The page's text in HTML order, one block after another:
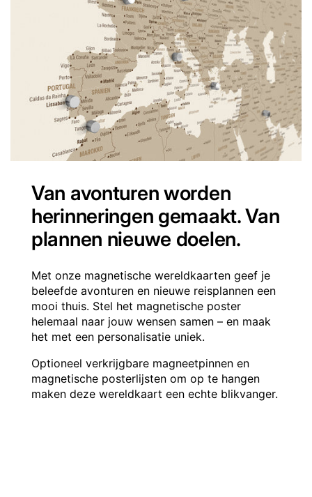
Van avonturen worden
herinneringen gemaakt. Van
plannen nieuwe doelen.
Met onze magnetische wereldkaarten geef je
beleefde avonturen en nieuwe reisplannen een
mooi thuis. Stel het magnetische poster
helemaal naar jouw wensen samen – en maak
het met een personalisatie uniek.
Optioneel verkrijgbare magneetpinnen en
magnetische posterlijsten om op te hangen
maken deze wereldkaart een echte blikvanger.